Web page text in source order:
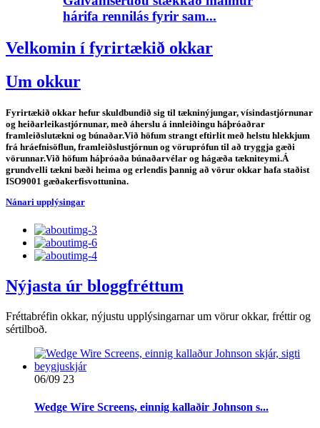
hárifa rennilás fyrir sam...
Velkomin í fyrirtækið okkar
Um okkur
Fyrirtækið okkar hefur skuldbundið sig til tækninýjungar, vísindastjórnunar
og heiðarleikastjórnunar, með áherslu á innleiðingu háþróaðrar
framleiðslutækni og búnaðar.Við höfum strangt eftirlit með helstu hlekkjum
frá hráefnisöflun, framleiðslustjórnun og vöruprófun til að tryggja gæði
vörunnar.Við höfum háþróaða búnaðarvélar og hágæða tækniteymi.Á
grundvelli tækni bæði heima og erlendis þannig að vörur okkar hafa staðist
ISO9001 gæðakerfisvottunina.
Nánari upplýsingar
Nýjasta úr bloggfréttum
Fréttabréfin okkar, nýjustu upplýsingarnar um vörur okkar, fréttir og
sértilboð.
06/09 23
Wedge Wire Screens, einnig kallaðir Johnson s...